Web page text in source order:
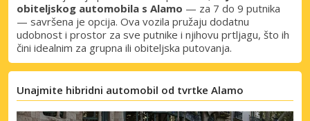
obiteljskog automobila s Alamo — za 7 do 9 putnika
— savršena je opcija. Ova vozila pružaju dodatnu
udobnost i prostor za sve putnike i njihovu prtljagu, što ih
čini idealnim za grupna ili obiteljska putovanja.
Unajmite hibridni automobil od tvrtke Alamo